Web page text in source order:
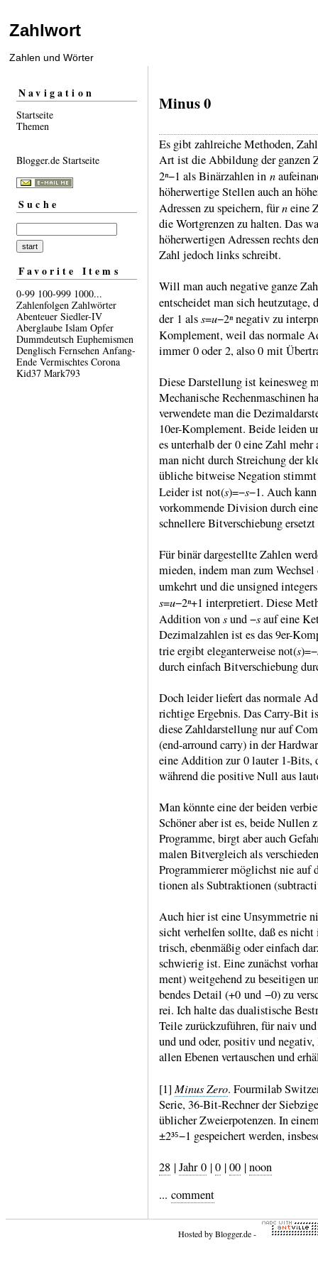
Zahlwort
Zahlen und Wörter
Navigation
Startseite
Themen
Blogger.de Startseite
Suche
Favorite Items
0-99 100-999 1000...
Zahlenfolgen Zahlwörter
Abenteuer Siedler-IV
Aberglaube Islam Opfer
Dummdeutsch Euphemismen
Denglisch Fernsehen Anfang-
Ende Vermischtes Corona
Kid37 Mark793
Minus 0
Es gibt zahlreiche Methoden,
Art ist die Abbil­dung der ganzen
2ⁿ−1 als Binär­zahlen in n
höher­wer­tige Stellen auch an
Adres­sen zu spei­chern, fürneine
die Wort­grenzen zu hal­ten. Das
höher­wer­tigen Adres­sen rechts
Zahl jedoch links schreibt.
Will man auch negative ganze
ent­schei­det man sich heut­zutage,
der 1 alss=u−2ⁿnega­tiv zu
Kom­ple­ment, weil das nor­male
immer 0 oder 2, also 0 mit
Diese Darstellung ist keinesweg
Mecha­nische Rechen­maschi­nen
verwen­dete man die
10er-​Kom­ple­ment. Beide leiden
es unter­halb der 0 eine Zahl
man nicht durch Strei­chung der
übliche bit­weise Nega­tion
Leider ist not(s)=−s−1. Auch
vorkom­mende Divi­sion durch
schnel­lere Bit­ver­schie­bung
Für binär darge­stellte Zahlen
mieden, indem man zum
umkehrt und die unsig­ned
s=u−2ⁿ+1 inter­pre­tiert. Diese
Addition vonsund −sauf eine
Dezimal­zahlen ist es das 9er-​
trie ergibt ele­ganter­weise not(s)=−
durch einfach Bit­verschie­bung
Doch leider liefert das normale
rich­tige Ergeb­nis. Das Carry-​Bit
diese Zahl­darstel­lung nur auf
(end-​arround carry) in der
eine Addi­tion zur 0 lauter 1‑Bits,
während die posi­tive Null aus
Man könnte eine der beiden
Schöner aber ist es, beide Nullen
Pro­gramme, birgt aber auch
malen Bit­ver­gleich als
Programmierer möglichst nie
tionen als Subtrak­tionen
Auch hier ist eine Un­symme­trie
sicht ver­hel­fen sollte, daß es
trisch, eben­mäßig oder einfach
schwie­rig ist. Eine zunächst
ment) weit­gehend zu besei­tigen
ben­des Detail (+0 und −0) zu
rei. Ich halte das dua­listi­sche
Teile zurück­zufüh­ren, für naiv
und und oder, posi­tiv und
allen Ebenen vertau­schen und
[1]Minus Zero. Fourmilab
Serie, 36‑Bit-​Rechner der
übli­cher Zweier­poten­zen. In
±2³⁵−1 gespei­chert werden,
28 |Jahr 0 |0 |00 |noon
... comment
Hosted byBlogger.de-